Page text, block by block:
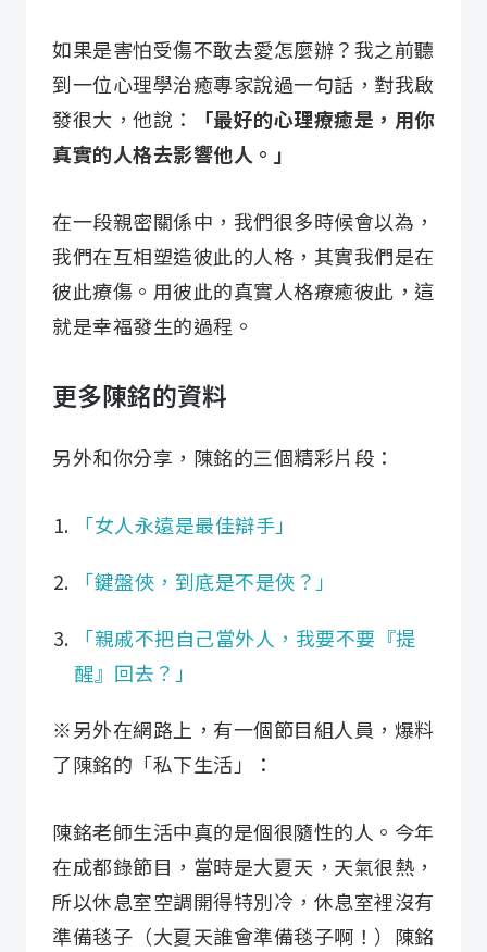
如果是害怕受傷不敢去愛怎麼辦？我之前聽
到一位心理學治癒專家說過一句話，對我啟
發很大，他說：
「最好的心理療癒是，用你
真實的人格去影響他人。」
在一段親密關係中，我們很多時候會以為，
我們在互相塑造彼此的人格，其實我們是在
彼此療傷。用彼此的真實人格療癒彼此，這
就是幸福發生的過程。
更多陳銘的資料
另外和你分享，陳銘的三個精彩片段：
「女人永遠是最佳辯手」
「鍵盤俠，到底是不是俠？」
「親戚不把自己當外人，我要不要『提
醒』回去？」
※另外在網路上，有一個節目組人員，爆料
了陳銘的「私下生活」：
陳銘老師生活中真的是個很隨性的人。今年
在成都錄節目，當時是大夏天，天氣很熱，
所以休息室空調開得特別冷，休息室裡沒有
準備毯子（大夏天誰會準備毯子啊！）陳銘